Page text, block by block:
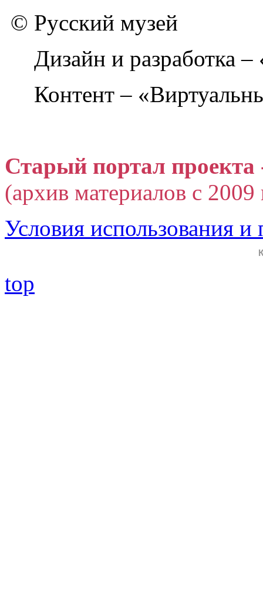
© Русский музей
Дизайн и разработка
Контент –
Старый портал
(архив материалов с
Условия использования
top